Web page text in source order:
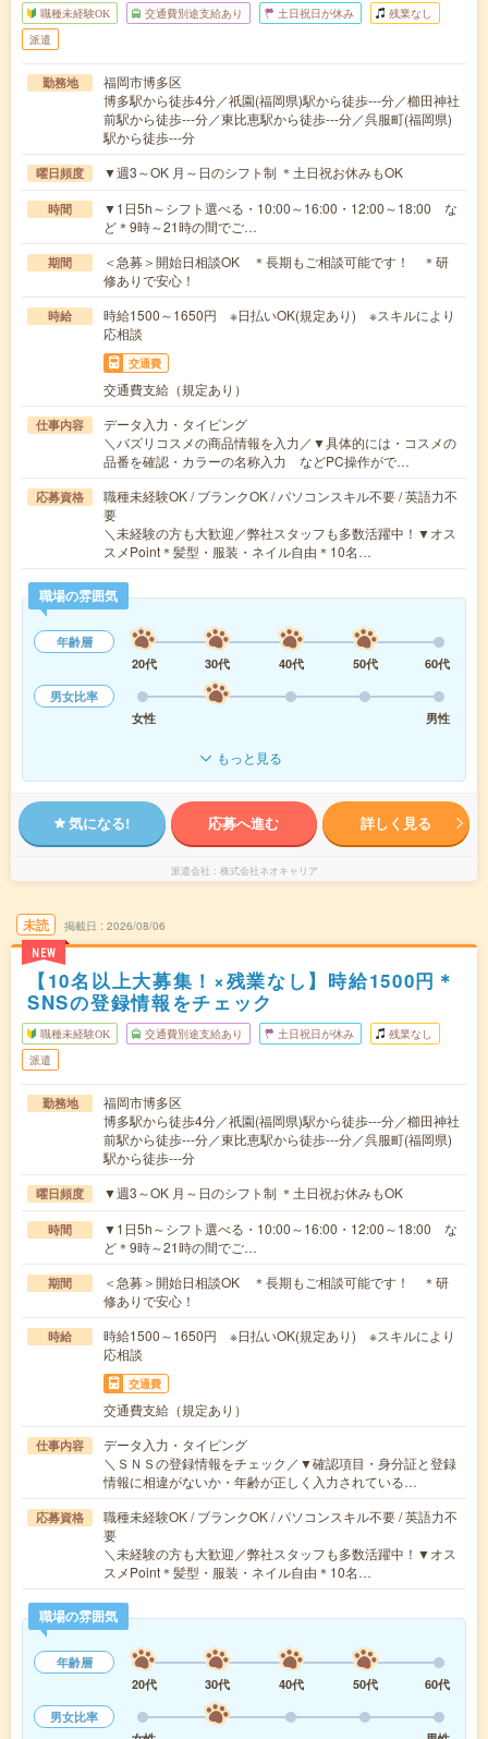
職種未経験OK 交通費別途支給あり 土日祝日が休み 残業なし
派遣
勤務地
福岡市博多区
博多駅から徒歩4分／祇園(福岡県)駅から徒歩---分／櫛田神社
前駅から徒歩---分／東比恵駅から徒歩---分／呉服町(福岡県)
駅から徒歩---分
曜日頻度 ▼週3～OK 月～日のシフト制 ＊土日祝お休みもOK
時間
▼1日5h～シフト選べる・10:00～16:00・12:00～18:00 な
ど＊9時～21時の間でご…
期間
＜急募＞開始日相談OK ＊長期もご相談可能です！ ＊研
修ありで安心！
時給
時給1500～1650円 ※日払いOK(規定あり) ※スキルにより
応相談
交通費
交通費支給（規定あり）
仕事内容
データ入力・タイピング
＼バズリコスメの商品情報を入力／▼具体的には・コスメの
品番を確認・カラーの名称入力 などPC操作がで…
応募資格
職種未経験OK / ブランクOK / パソコンスキル不要 / 英語力不
要
＼未経験の方も大歓迎／弊社スタッフも多数活躍中！▼オス
スメPoint＊髪型・服装・ネイル自由＊10名…
職場の雰囲気
年齢層
20代
30代 40代 50代
60代
男女比率
女性
男性
もっと見る
気になる! 応募へ進む 詳しく見る
派遣会社 株式会社ネオキャリア
未読
NEW
掲載日 2026/08/06
【10名以上大募集！×残業なし】時給1500円＊
SNSの登録情報をチェック
職種未経験OK 交通費別途支給あり 土日祝日が休み 残業なし
派遣
勤務地
福岡市博多区
博多駅から徒歩4分／祇園(福岡県)駅から徒歩---分／櫛田神社
前駅から徒歩---分／東比恵駅から徒歩---分／呉服町(福岡県)
駅から徒歩---分
曜日頻度 ▼週3～OK 月～日のシフト制 ＊土日祝お休みもOK
時間
▼1日5h～シフト選べる・10:00～16:00・12:00～18:00 な
ど＊9時～21時の間でご…
期間
＜急募＞開始日相談OK ＊長期もご相談可能です！ ＊研
修ありで安心！
時給
時給1500～1650円 ※日払いOK(規定あり) ※スキルにより
応相談
交通費
交通費支給（規定あり）
仕事内容
データ入力・タイピング
＼ＳＮＳの登録情報をチェック／▼確認項目・身分証と登録
情報に相違がないか・年齢が正しく入力されている…
応募資格
職種未経験OK / ブランクOK / パソコンスキル不要 / 英語力不
要
＼未経験の方も大歓迎／弊社スタッフも多数活躍中！▼オス
スメPoint＊髪型・服装・ネイル自由＊10名…
職場の雰囲気
年齢層
20代
30代 40代 50代
60代
男女比率